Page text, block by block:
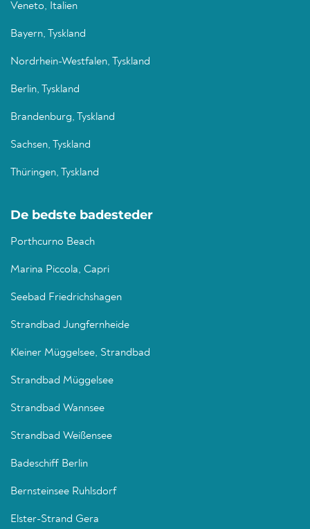
Veneto, Italien
Bayern, Tyskland
Nordrhein-Westfalen, Tyskland
Berlin, Tyskland
Brandenburg, Tyskland
Sachsen, Tyskland
Thüringen, Tyskland
De bedste badesteder
Porthcurno Beach
Marina Piccola, Capri
Seebad Friedrichshagen
Strandbad Jungfernheide
Kleiner Müggelsee, Strandbad
Strandbad Müggelsee
Strandbad Wannsee
Strandbad Weißensee
Badeschiff Berlin
Bernsteinsee Ruhlsdorf
Elster-Strand Gera